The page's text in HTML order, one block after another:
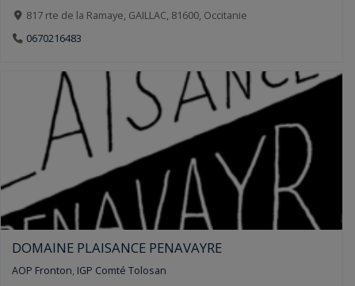
817 rte de la Ramaye, GAILLAC, 81600, Occitanie
0670216483
DOMAINE PLAISANCE PENAVAYRE
AOP Fronton, IGP Comté Tolosan